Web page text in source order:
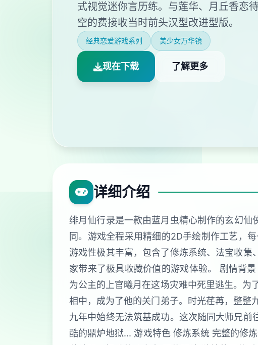
式视觉迷你言历练。与莲华、月丘香恋
空的费接收当时前头汉型改进型版。
经典恋爱游戏系列 美少女万华镜
现在下载 了解更多
详细介绍
绯月仙行录是一款由蓝月虫精心制作的玄幻仙
同。游戏全程采用精细的2D手绘制作工艺，
游戏性极其丰富，包含了修炼系统、法宝收
家带来了极具收藏价值的游戏体验。 剧情背
为公主的上官曦月在这场灾难中死里逃生。为
相中，成为了他的关门弟子。时光荏苒，整整
九年中始终无法筑基成功。这次随同大师兄
酷的鼎炉地狱... 游戏特色 修炼系统 完整的修